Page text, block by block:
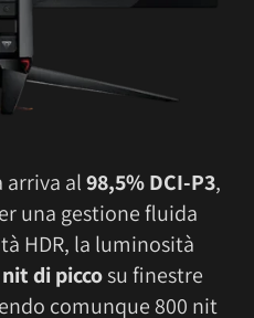
arriva al98,5% DCI-P3,
una gestione fluida
HDR, la luminosità
di piccosu finestre
comunque 800 nit